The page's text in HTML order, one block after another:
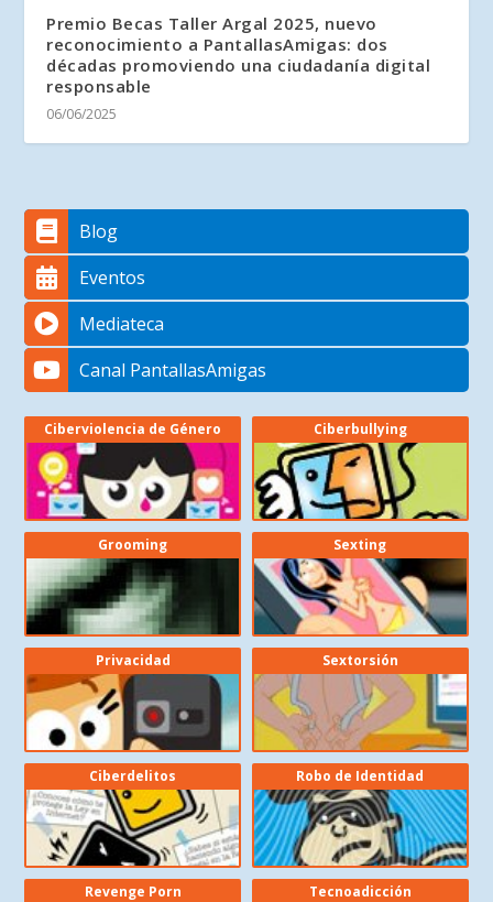
Premio Becas Taller Argal 2025, nuevo
reconocimiento a PantallasAmigas: dos
décadas promoviendo una ciudadanía digital
responsable
06/06/2025
Blog
Eventos
Mediateca
Canal PantallasAmigas
Ciberviolencia de Género Ciberbullying
Grooming Sexting
Privacidad Sextorsión
Ciberdelitos Robo de Identidad
Revenge Porn Tecnoadicción